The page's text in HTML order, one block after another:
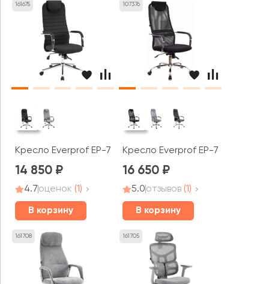
161675
Кресло Everprof EP-710
14 850
4.7оценок (1)
В корзину
107376
Кресло Everprof EP-708 TM
16 650
5.0отзывов (1)
В корзину
161708 161705